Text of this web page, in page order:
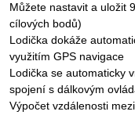
Můžete nastavit a uložit
cílových bodů)
Lodička dokáže
využitím GPS navigace
Lodička se automaticky
spojení s dálkovým
Výpočet vzdálenosti